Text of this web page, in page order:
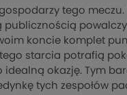
tego meczu.
publicznością
koncie komplet
starcia potrafią
idealną okazję. Tym
tych zespołów